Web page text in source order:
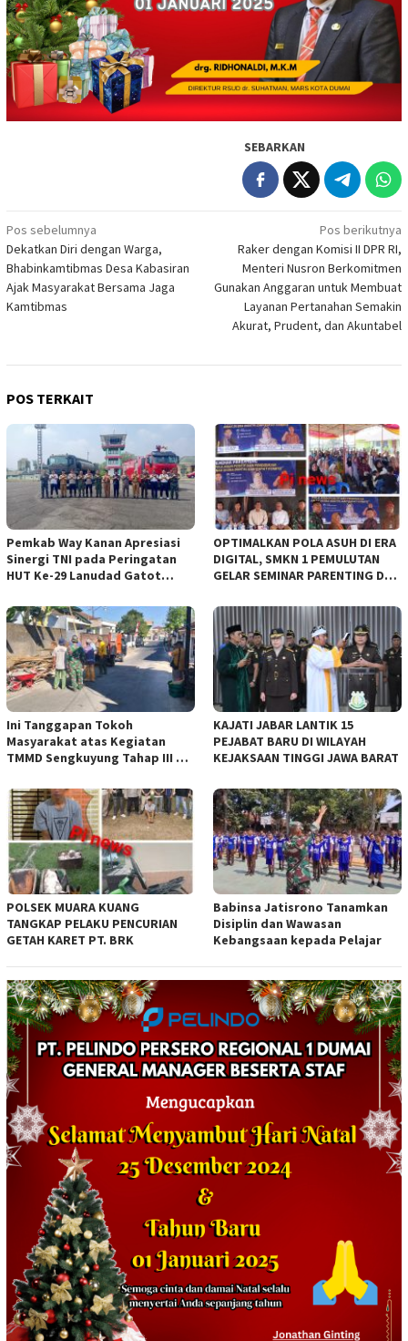
SEBARKAN
Navigasi
pos
Pos sebelumnya
Dekatkan Diri dengan Warga,
Bhabinkamtibmas Desa Kabasiran
Ajak Masyarakat Bersama Jaga
Kamtibmas
Pos berikutnya
Raker dengan Komisi II DPR RI,
Menteri Nusron Berkomitmen
Gunakan Anggaran untuk Membuat
Layanan Pertanahan Semakin
Akurat, Prudent, dan Akuntabel
POS TERKAIT
Pemkab Way Kanan Apresiasi
Sinergi TNI pada Peringatan
HUT Ke-29 Lanudad Gatot
OPTIMALKAN POLA ASUH DI ERA
DIGITAL, SMKN 1 PEMULUTAN
GELAR SEMINAR PARENTING DAN
Ini Tanggapan Tokoh
Masyarakat atas Kegiatan
TMMD Sengkuyung Tahap III TA.
KAJATI JABAR LANTIK 15
PEJABAT BARU DI WILAYAH
KEJAKSAAN TINGGI JAWA BARAT
POLSEK MUARA KUANG
TANGKAP PELAKU PENCURIAN
GETAH KARET PT. BRK
Babinsa Jatisrono Tanamkan
Disiplin dan Wawasan
Kebangsaan kepada Pelajar